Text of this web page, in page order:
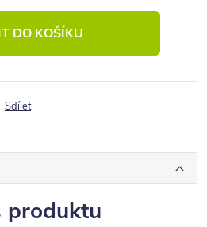
DO KOŠÍKU
Sdílet
produktu